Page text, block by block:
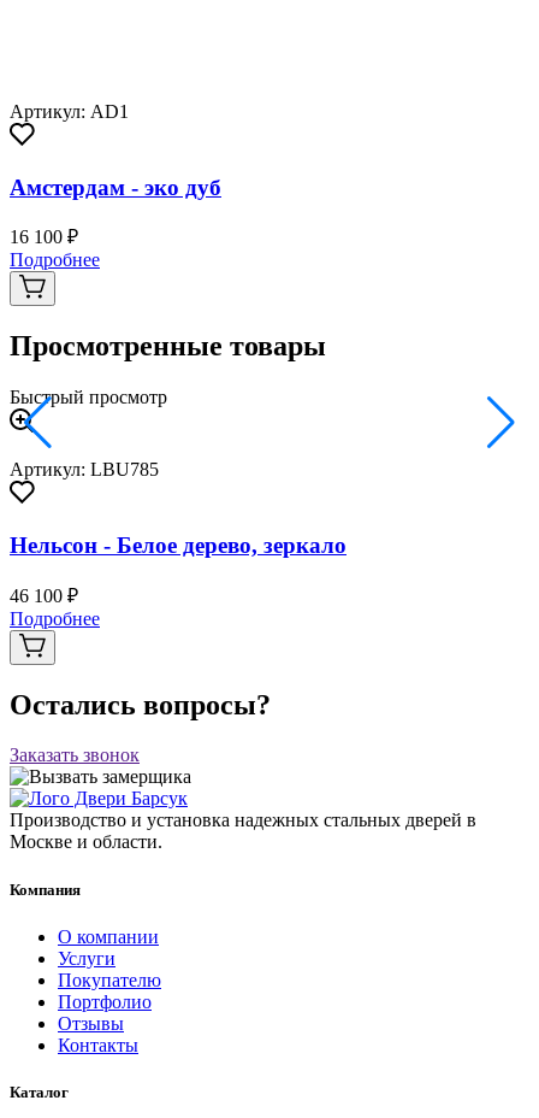
Артикул: AD1
Амстердам - эко дуб
16 100 ₽
Подробнее
Просмотренные товары
Быстрый просмотр
Артикул: LBU785
Нельсон - Белое дерево, зеркало
46 100 ₽
Подробнее
Остались вопросы?
Заказать звонок
Производство и установка надежных стальных дверей в
Москве и области.
Компания
О компании
Услуги
Покупателю
Портфолио
Отзывы
Контакты
Каталог